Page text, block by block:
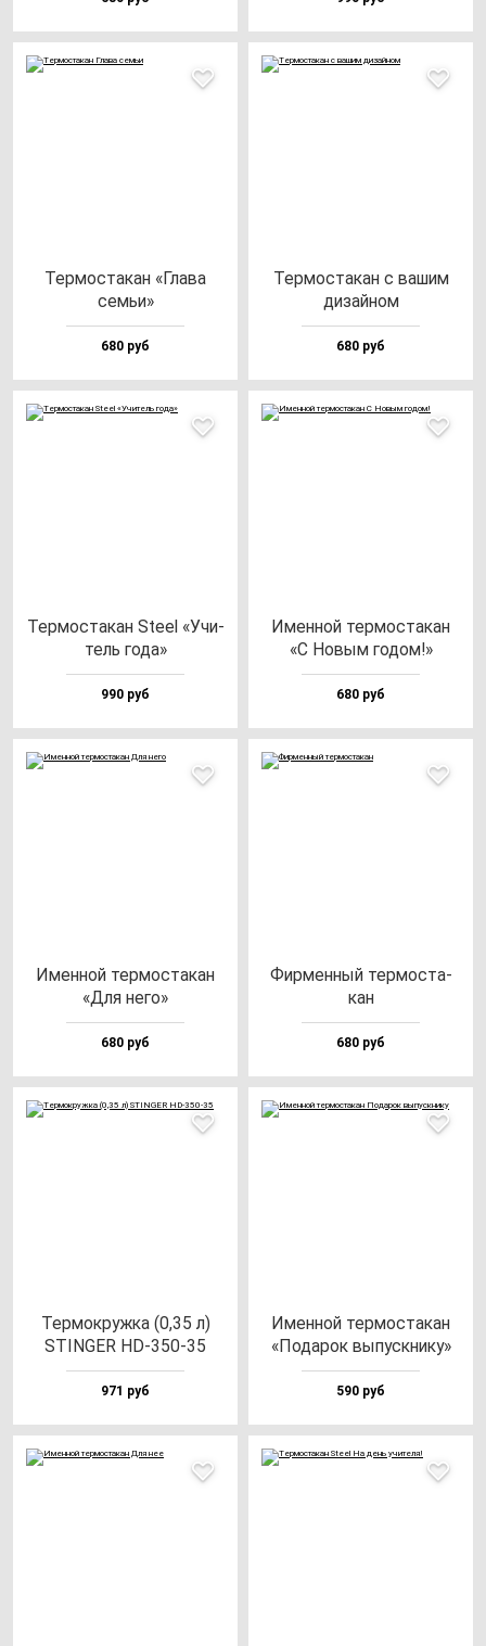
Тер­мос­та­кан «Гла­ва
семьи»
680 руб
Тер­мос­та­кан с ва­шим
ди­зай­ном
680 руб
Тер­мос­та­кан Ste­el «Учи­
тель го­да»
990 руб
Имен­ной тер­мос­та­кан
«С Новым го­дом!»
680 руб
Имен­ной тер­мос­та­кан
«Для не­го»
680 руб
Фир­мен­ный тер­мос­та­
кан
680 руб
Тер­мок­руж­ка (0,35 л)
STINGER HD-350-35
971 руб
Имен­ной тер­мос­та­кан
«Пода­рок вы­пус­кни­ку»
590 руб